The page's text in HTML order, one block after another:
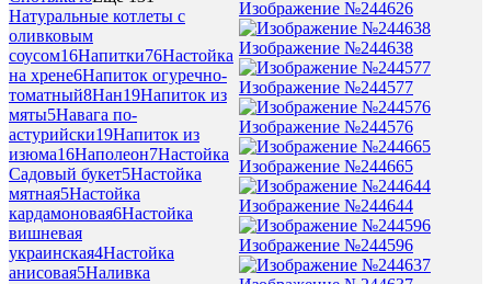
Натуральные котлеты с
оливковым
соусом16Напитки76Настойка
на хрене6Напиток огуречно-
томатный8Нан19Напиток из
мяты5Навага по-
астурийски19Напиток из
изюма16Наполеон7Настойка
Садовый букет5Настойка
мятная5Настойка
кардамоновая6Настойка
вишневая
украинская4Настойка
анисовая5Наливка
Изображение №244626
Изображение №244638
Изображение №244577
Изображение №244576
Изображение №244665
Изображение №244644
Изображение №244596